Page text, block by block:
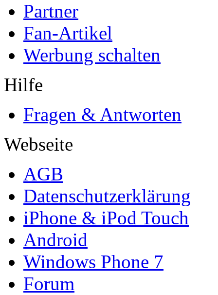
Partner
Fan-Artikel
Werbung schalten
Hilfe
Fragen & Antworten
Webseite
AGB
Datenschutzerklärung
iPhone & iPod Touch
Android
Windows Phone 7
Forum